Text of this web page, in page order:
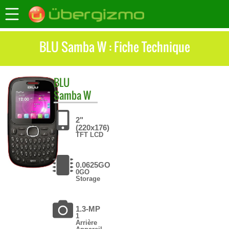
BLU Samba W : Fiche Technique
BLU
Samba W
2"
(220x176)
TFT LCD
0.0625GO
0GO
Storage
1.3-MP
1
Arrière